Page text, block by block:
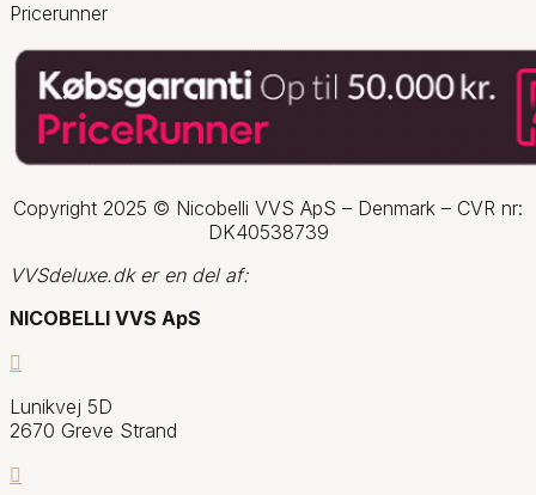
Pricerunner
Copyright 2025 © Nicobelli VVS ApS – Denmark – CVR nr:
DK40538739
VVSdeluxe.dk er en del af:
NICOBELLI VVS ApS

Lunikvej 5D
2670 Greve Strand
